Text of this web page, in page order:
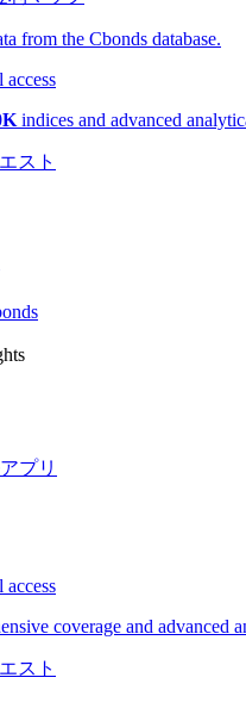
from the Cbonds database.
access
indices and advanced
スト
プリ
access
coverage and advanced
スト